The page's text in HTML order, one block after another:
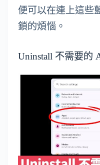
便可以在連上這些
鎖的煩惱。
Uninstall 不需要的